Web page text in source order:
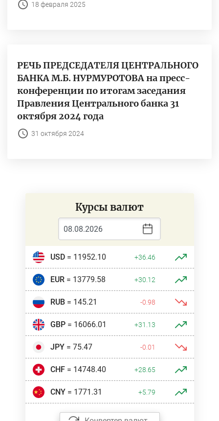
18 февраля 2025
РЕЧЬ ПРЕДСЕДАТЕЛЯ ЦЕНТРАЛЬНОГО
БАНКА М.Б. НУРМУРОТОВА на пресс-
конференции по итогам заседания
Правления Центрального банка 31
октября 2024 года
31 октября 2024
Курсы валют
USD= 11952.10 +36.46
EUR= 13779.58 +30.12
RUB= 145.21 -0.98
GBP= 16066.01 +31.13
JPY= 75.47 -0.01
CHF= 14748.40 +28.65
CNY= 1771.31 +5.79